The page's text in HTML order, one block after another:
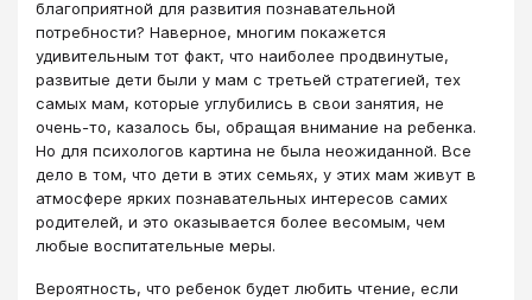
благоприятной для развития познавательной
потребности? Наверное, многим покажется
удивительным тот факт, что наиболее продвинутые,
развитые дети были у мам с третьей стратегией, тех
самых мам, которые углубились в свои занятия, не
очень-то, казалось бы, обращая внимание на ребенка.
Но для психологов картина не была неожиданной. Все
дело в том, что дети в этих семьях, у этих мам живут в
атмосфере ярких познавательных интересов самих
родителей, и это оказывается более весомым, чем
любые воспитательные меры.
Вероятность, что ребенок будет любить чтение, если